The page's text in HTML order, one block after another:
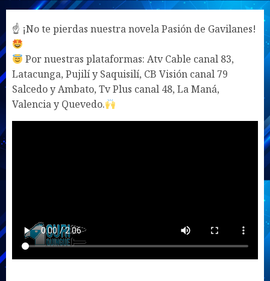
☝ ¡No te pierdas nuestra novela Pasión de Gavilanes!
Por nuestras plataformas: Atv Cable canal 83,
Latacunga, Pujilí y Saquisilí, CB Visión canal 79
Salcedo y Ambato, Tv Plus canal 48, La Maná,
Valencia y Quevedo.